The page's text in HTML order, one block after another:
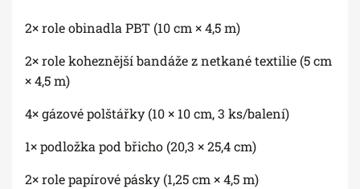
2× role obinadla PBT (10 cm × 4,5 m)
2× role koheznější bandáže z netkané textilie (5 cm
× 4,5 m)
4× gázové polštářky (10 × 10 cm, 3 ks/balení)
1× podložka pod břicho (20,3 × 25,4 cm)
2× role papírové pásky (1,25 cm × 4,5 m)